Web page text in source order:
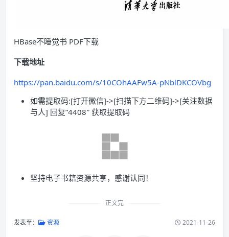
HBase不睡觉书 PDF下载
下载地址
https://pan.baidu.com/s/10COhAAFw5A-pNblDKCOVbg
如需提取码:[打开微信]->[扫描下方二维码]->[关注数据
与人] 回复”4408″ 获取提取码
坚持电子书籍资源共享，感谢认同！
正文完
发表至： 资源 2021-11-26